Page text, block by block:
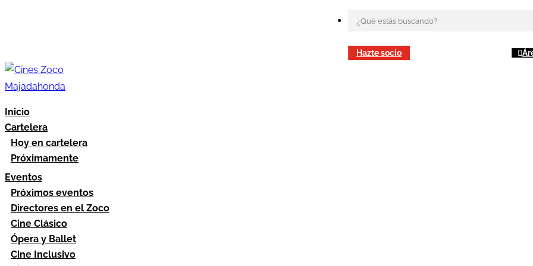
Hazte socio
Inicio
Cartelera
Hoy en cartelera
Próximamente
Eventos
Próximos eventos
Directores en el Zoco
Cine Clásico
Ópera y Ballet
Cine Inclusivo